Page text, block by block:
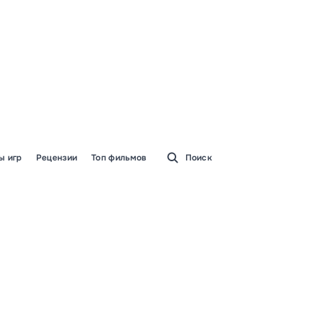
игр Рецензии Топ фильмов Поиск